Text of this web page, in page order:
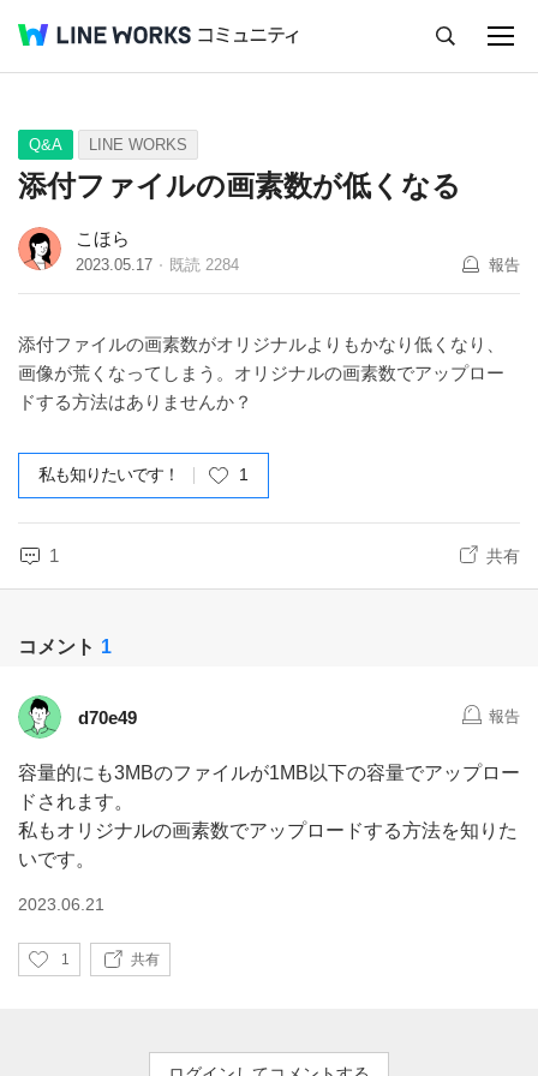
Q&A Tips Ideas
Q&A LINE WORKS
添付ファイルの画素数が低くなる
こほら
2023.05.17 既読 2284 報告
添付ファイルの画素数がオリジナルよりもかなり低くなり、
画像が荒くなってしまう。オリジナルの画素数でアップロー
ドする方法はありませんか？
私も知りたいです！ 1
1 共有
コメント 1
d70e49 報告
容量的にも3MBのファイルが1MB以下の容量でアップロー
ドされます。
私もオリジナルの画素数でアップロードする方法を知りた
いです。
2023.06.21
い
1 共有